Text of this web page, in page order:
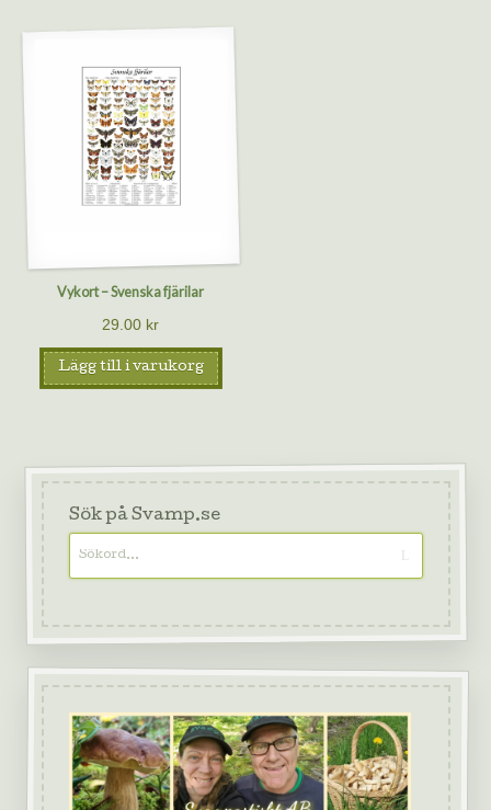
Vykort – Svenska fjärilar
29.00 kr
Lägg till i varukorg
Sök på Svamp.se